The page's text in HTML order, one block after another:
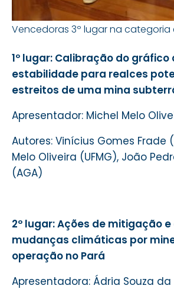
Vencedoras 3º lugar na
1º lugar: Calibração do gráfico
estabilidade para realces
estreitos de uma mina
Apresentador: Michel Melo
Autores: Vinícius Gomes Frade
Melo Oliveira (UFMG), João
(AGA)
2º lugar: Ações de mitigação
mudanças climáticas por
operação no Pará
Apresentadora: Ádria Souza da